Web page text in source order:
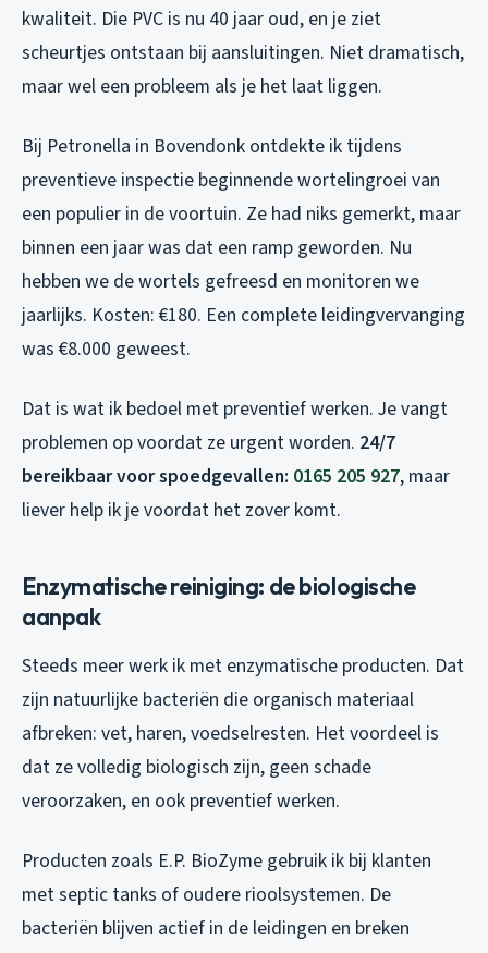
kwaliteit. Die PVC is nu 40 jaar oud, en je ziet
scheurtjes ontstaan bij aansluitingen. Niet dramatisch,
maar wel een probleem als je het laat liggen.
Bij Petronella in Bovendonk ontdekte ik tijdens
preventieve inspectie beginnende wortelingroei van
een populier in de voortuin. Ze had niks gemerkt, maar
binnen een jaar was dat een ramp geworden. Nu
hebben we de wortels gefreesd en monitoren we
jaarlijks. Kosten: €180. Een complete leidingvervanging
was €8.000 geweest.
Dat is wat ik bedoel met preventief werken. Je vangt
problemen op voordat ze urgent worden. 24/7
bereikbaar voor spoedgevallen: 0165 205 927, maar
liever help ik je voordat het zover komt.
Enzymatische reiniging: de biologische
aanpak
Steeds meer werk ik met enzymatische producten. Dat
zijn natuurlijke bacteriën die organisch materiaal
afbreken: vet, haren, voedselresten. Het voordeel is
dat ze volledig biologisch zijn, geen schade
veroorzaken, en ook preventief werken.
Producten zoals E.P. BioZyme gebruik ik bij klanten
met septic tanks of oudere rioolsystemen. De
bacteriën blijven actief in de leidingen en breken